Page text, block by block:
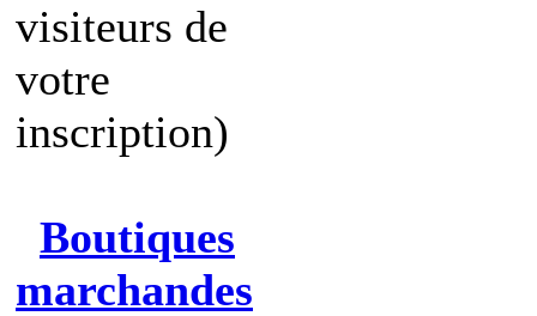
visiteurs de
votre
inscription)
Boutiques
marchandes